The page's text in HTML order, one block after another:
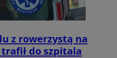
z rowerzystą na
do szpitala